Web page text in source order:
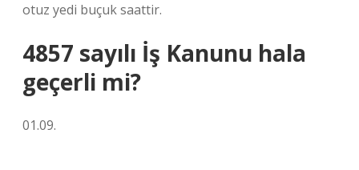
otuz yedi buçuk saattir.
4857 sayılı İş Kanunu hala
geçerli mi?
01.09.